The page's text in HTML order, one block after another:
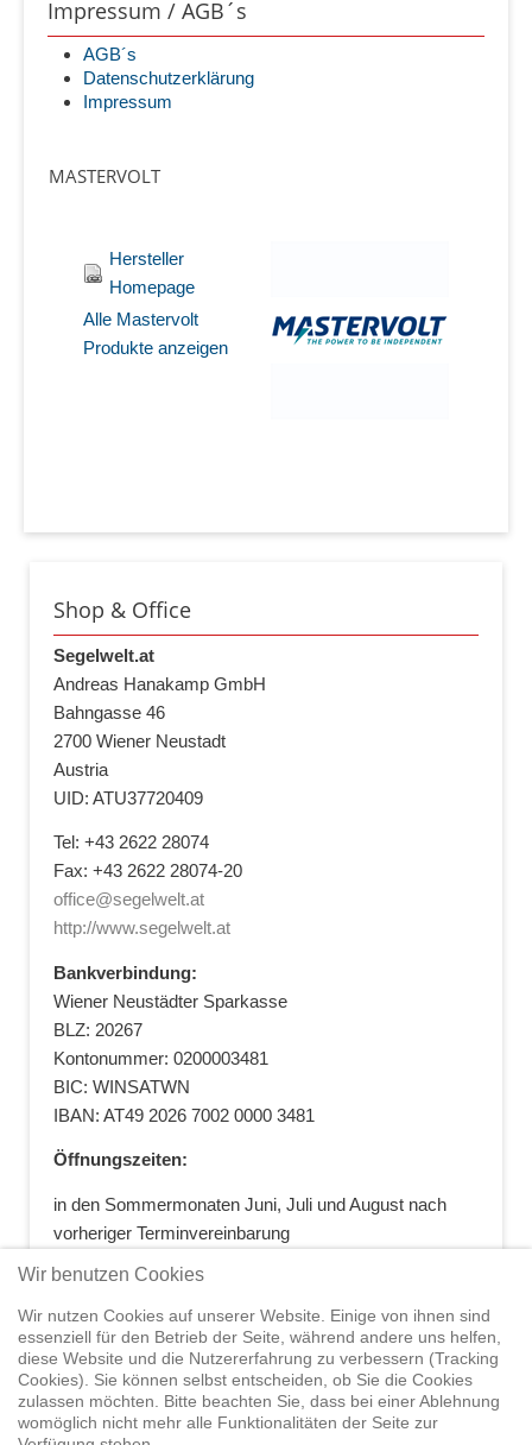
Impressum / AGB´s
AGB´s
Datenschutzerklärung
Impressum
MASTERVOLT
Hersteller
Homepage
Alle Mastervolt
Produkte anzeigen
Shop & Office
Segelwelt.at
Andreas Hanakamp GmbH
Bahngasse 46
2700 Wiener Neustadt
Austria
UID: ATU37720409
Tel: +43 2622 28074
Fax: +43 2622 28074-20
office@segelwelt.at
http://www.segelwelt.at
Bankverbindung:
Wiener Neustädter Sparkasse
BLZ: 20267
Kontonummer: 0200003481
BIC: WINSATWN
IBAN: AT49 2026 7002 0000 3481
Öffnungszeiten:
in den Sommermonaten Juni, Juli und August nach
vorheriger Terminvereinbarung
Home Shop Trainings Segeltörns Service
Elvstrøm
Sails Yachthandel Sicherheit auf
Wir benutzen Cookies
Wir nutzen Cookies auf unserer Website. Einige von ihnen sind
essenziell für den Betrieb der Seite, während andere uns helfen,
diese Website und die Nutzererfahrung zu verbessern (Tracking
Cookies). Sie können selbst entscheiden, ob Sie die Cookies
zulassen möchten. Bitte beachten Sie, dass bei einer Ablehnung
womöglich nicht mehr alle Funktionalitäten der Seite zur